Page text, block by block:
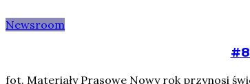
Newsroom
fot. Materiały Prasowe Nowy rok przynosi